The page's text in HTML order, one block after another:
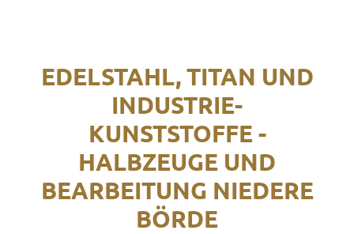
EDELSTAHL, TITAN UND
INDUSTRIE-
KUNSTSTOFFE -
HALBZEUGE UND
BEARBEITUNG NIEDERE
BÖRDE